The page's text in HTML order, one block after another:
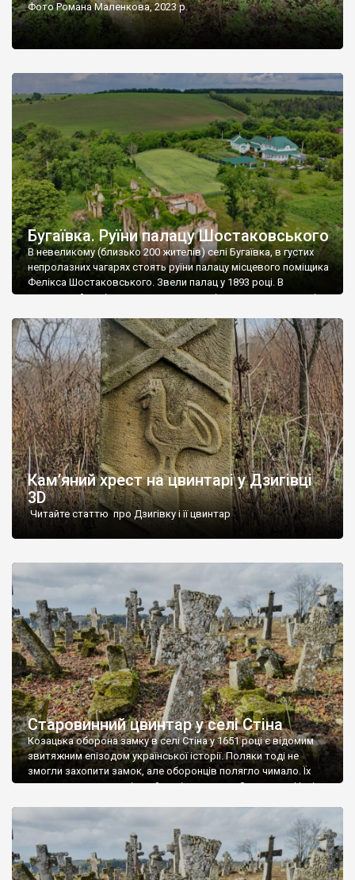
Фото Романа Маленкова, 2023 р.
Бугаївка. Руїни палацу Шостаковського
В невеликому (близько 200 жителів) селі Бугаївка, в густих
непролазних чагарях стоять руїни палацу місцевого поміщика
Фелікса Шостаковського. Звели палац у 1893 році. В
радянський період у ньому спочатку містилася школа, потім
століття тут розмістили туберкульозну лікарню. Коли із
палацу виїхала лікарня – ми точно не […]
Кам’яний хрест на цвинтарі у Дзигівці
3D
Читайте статтю про Дзигівку і її цвинтар
Старовинний цвинтар у селі Стіна
Козацька оборона замку в селі Стіна у 1651 році є відомим
звитяжним епізодом української історії. Поляки тоді не
змогли захопити замок, але оборонців полягло чимало. Їх
поховали на цвинтарі, який тоді називався Замковим. Нині на
ньому чимало хрестів 19 століття, є такі, де епітафії стер […]